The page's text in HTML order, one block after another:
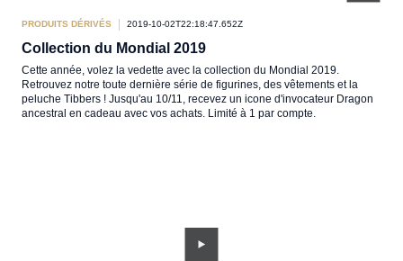
PRODUITS DÉRIVÉS 2019-10-02T22:18:47.652Z
Collection du Mondial 2019
Cette année, volez la vedette avec la collection du Mondial 2019.
Retrouvez notre toute dernière série de figurines, des vêtements et la
peluche Tibbers ! Jusqu'au 10/11, recevez un icone d'invocateur Dragon
ancestral en cadeau avec vos achats. Limité à 1 par compte.